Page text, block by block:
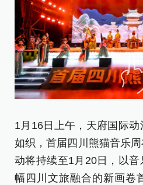
1月16日上午，天府国际
如织，首届四川熊猫音乐
动将持续至1月20日，以
幅四川文旅融合的新画卷